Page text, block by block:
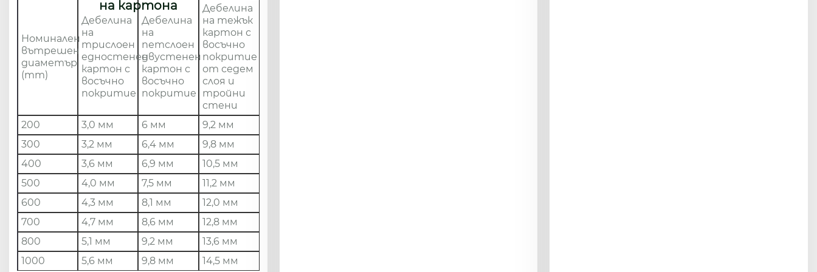
на картона
Номинален
вътрешен
диаметър
(mm)
Дебелина
на
трислоен
едностенен
картон с
восъчно
покритие
Дебелина
на
петслоен
двустенен
картон с
восъчно
покритие
Дебелина
на тежък
картон с
восъчно
покритие
от седем
слоя и
тройни
стени
200
3,0 мм 6 мм
9,2 мм
300
3,2 мм 6,4 мм
9,8 мм
400
3,6 мм 6,9 мм
10,5 мм
500
4,0 мм 7,5 мм
11,2 мм
600
4,3 мм 8,1 мм
12,0 мм
700
4,7 мм 8,6 мм
12,8 мм
800
5,1 мм 9,2 мм
13,6 мм
1000
5,6 мм 9,8 мм 14,5 мм